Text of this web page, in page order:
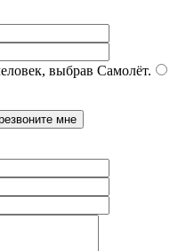
выбрав Самолёт.